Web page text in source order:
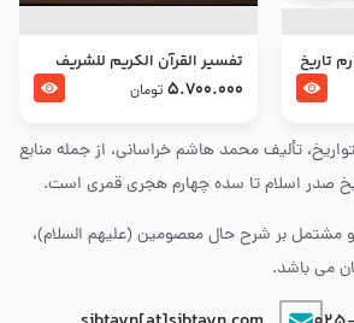
تألیف محمد هاشم خراسانی، از جمله منابع
صدر اسلام تا سده چهارم هجری قمری است.
مشتمل بر شرح حال معصومین (علیهم السلام)،
می باشد.
تاریخ
محمد
تفسير القرآن الكريم للشريف
المرتضي قدس سرّه
5.700.000 تومان